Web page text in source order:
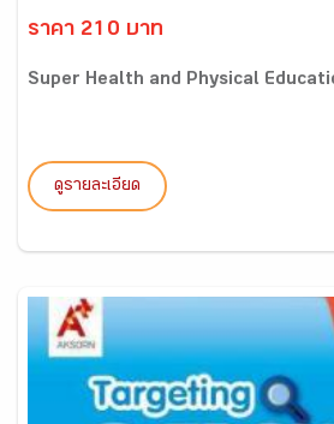
ราคา 210 บาท
Super Health and Physical
ดูรายละเอียด